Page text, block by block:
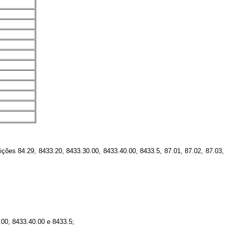
84.29, 8433.20, 8433.30.00, 8433.40.00, 8433.5, 87.01, 87.02, 87.03,
8433.40.00 e 8433.5;